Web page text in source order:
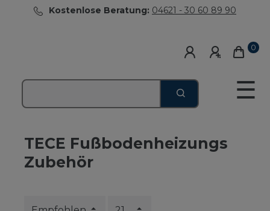
Kostenlose Beratung: 04621 - 30 60 89 90
0
☰
TECE Fußbodenheizungs
Zubehör